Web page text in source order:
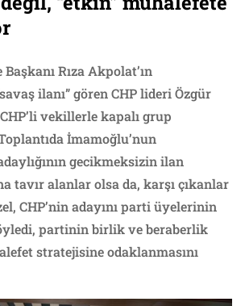
Rıza Akpolat’ın
ilanı” gören CHP lideri Özgür
vekillerle kapalı grup
İmamoğlu’nun
gecikmeksizin ilan
tavır alanlar olsa da, karşı çıkanlar
CHP’nin adayını parti üyelerinin
partinin birlik ve beraberlik
stratejisine odaklanmasını